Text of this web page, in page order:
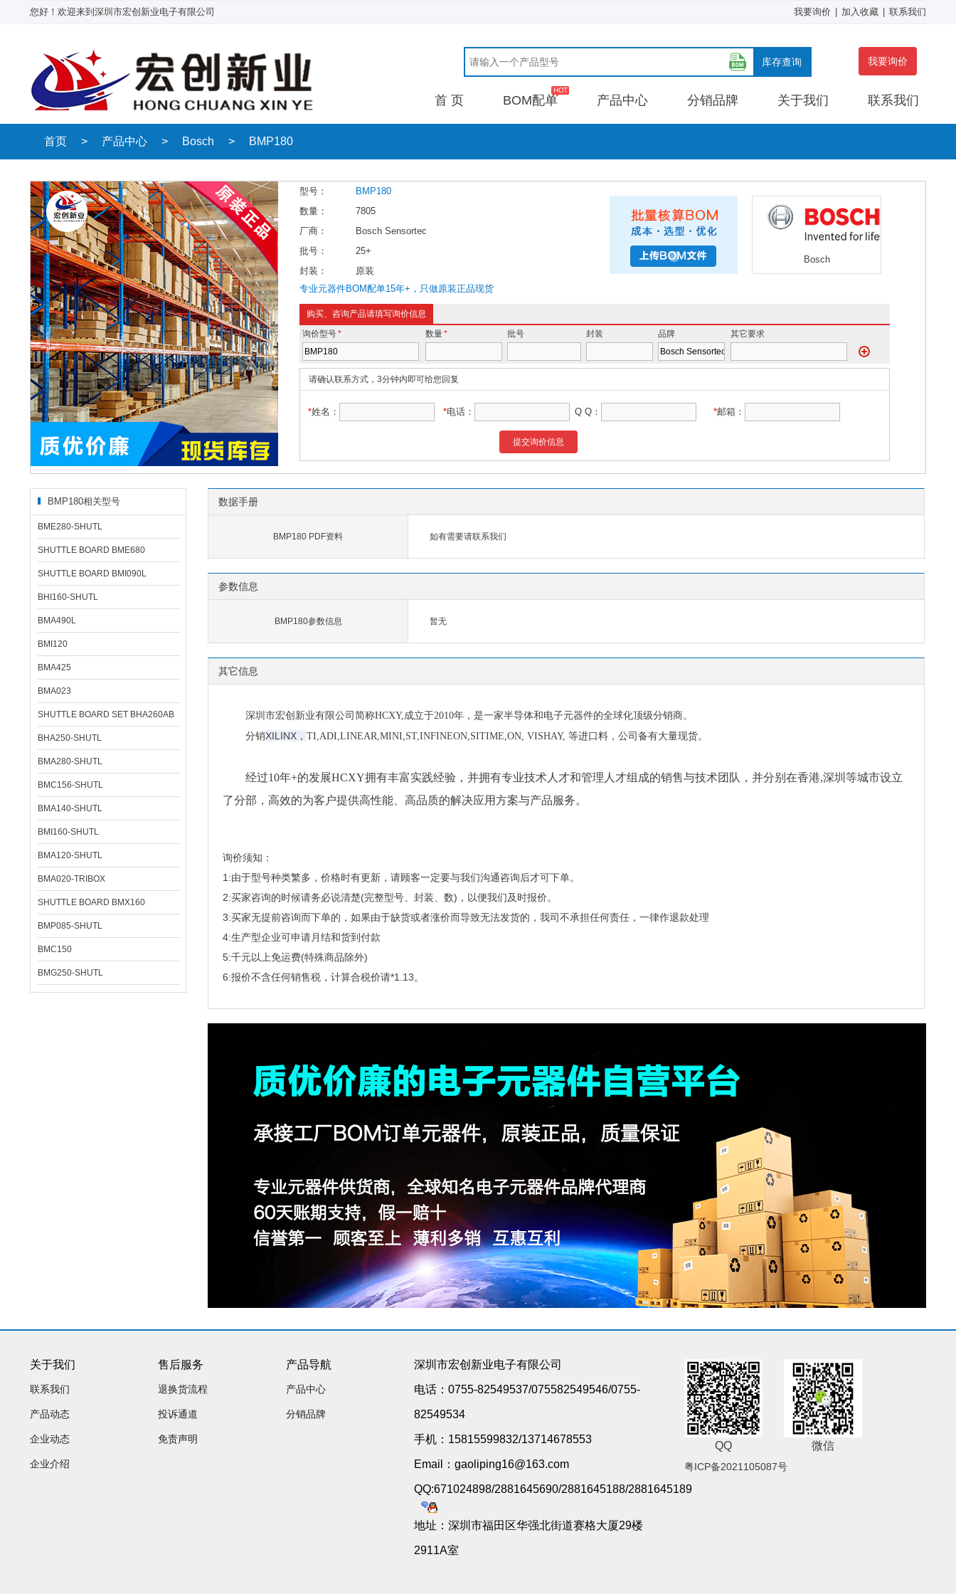
您好！欢迎来到深圳市宏创新业电子有限公司 我要询价 加入收藏 联系我们
库存查询 我要询价
首 页 BOM配单 产品中心 分销品牌 关于我们 联系我们
首页 > 产品中心 > Bosch > BMP180
型号：
BMP180
数量：
7805
厂商：
Bosch Sensortec
批号：
25+
封装：
原装
专业元器件BOM配单15年+，只做原装正品现货
Bosch
购买、咨询产品请填写询价信息
询价型号* 数量* 批号 封装 品牌 其它要求
请确认联系方式，3分钟内即可给您回复
*姓名： *电话： Q Q： *邮箱：
提交询价信息
BMP180相关型号
BME280-SHUTL
SHUTTLE BOARD BME680
SHUTTLE BOARD BMI090L
BHI160-SHUTL
BMA490L
BMI120
BMA425
BMA023
SHUTTLE BOARD SET BHA260AB
BHA250-SHUTL
BMA280-SHUTL
BMC156-SHUTL
BMA140-SHUTL
BMI160-SHUTL
BMA120-SHUTL
BMA020-TRIBOX
SHUTTLE BOARD BMX160
BMP085-SHUTL
BMC150
BMG250-SHUTL
数据手册
BMP180 PDF资料 如有需要请联系我们
参数信息
BMP180参数信息 暂无
其它信息
深圳市宏创新业有限公司简称HCXY,成立于2010年，是一家半导体和电子元器件的全球化顶级分销商。
分销XILINX， TI,ADI,LINEAR,MINI,ST,INFINEON,SITIME,ON, VISHAY, 等进口料，公司备有大量现货。
经过10年+的发展HCXY拥有丰富实践经验，并拥有专业技术人才和管理人才组成的销售与技术团队，并分别在香港,深圳等城市设立
了分部，高效的为客户提供高性能、高品质的解决应用方案与产品服务。
询价须知：
1:由于型号种类繁多，价格时有更新，请顾客一定要与我们沟通咨询后才可下单。
2:买家咨询的时候请务必说清楚(完整型号、封装、数)，以便我们及时报价。
3:买家无提前咨询而下单的，如果由于缺货或者涨价而导致无法发货的，我司不承担任何责任，一律作退款处理
4:生产型企业可申请月结和货到付款
5:千元以上免运费(特殊商品除外)
6:报价不含任何销售税，计算合税价请*1.13。
关于我们
联系我们
产品动态
企业动态
企业介绍
售后服务
退换货流程
投诉通道
免责声明
产品导航
产品中心
分销品牌
深圳市宏创新业电子有限公司
电话：0755-82549537/075582549546/0755-
82549534
手机：15815599832/13714678553
Email：gaoliping16@163.com
QQ:671024898/2881645690/2881645188/2881645189
地址：深圳市福田区华强北街道赛格大厦29楼
2911A室
QQ 微信
粤ICP备2021105087号